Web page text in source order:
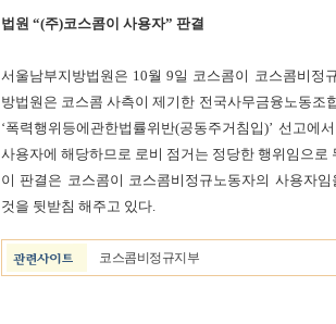
법원 “(주)코스콤이 사용자” 판결
서울남부지방법원은 10월 9일 코스콤이 코스콤비정
방법원은 코스콤 사측이 제기한 전국사무금융노동조
‘폭력행위등에관한법률위반(공동주거침입)’ 선고
사용자에 해당하므로 로비 점거는 정당한 행위임으로
이 판결은 코스콤이 코스콤비정규노동자의 사용자
것을 뒷받침 해주고 있다.
코스콤비정규지부